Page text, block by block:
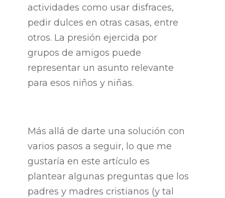
actividades como usar disfraces,
pedir dulces en otras casas, entre
otros. La presión ejercida por
grupos de amigos puede
representar un asunto relevante
para esos niños y niñas.
Más allá de darte una solución con
varios pasos a seguir, lo que me
gustaría en este artículo es
plantear algunas preguntas que los
padres y madres cristianos (y tal